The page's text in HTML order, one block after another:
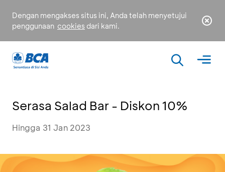
Dengan mengakses situs ini, Anda telah menyetujui
penggunaan cookies dari kami.
Serasa Salad Bar - Diskon 10%
Hingga 31 Jan 2023